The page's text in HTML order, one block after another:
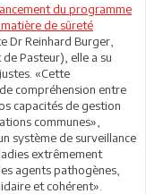
du programme
de sûreté
Dr Reinhard Burger,
Pasteur), elle a su
«Cette
compréhension entre
capacités de gestion
communes»,
système de surveillance
extrêmement
agents pathogènes,
et cohérent».